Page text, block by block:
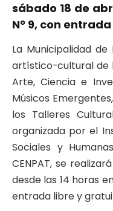
sábado 18 de
Nº 9, con
La Municipalidad
artístico-cultural de
Arte, Ciencia e
Músicos
los Talleres
organizada por el
Sociales y
CENPAT, se
desde las 14 horas
entrada libre y